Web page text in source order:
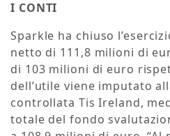
I CONTI
Sparkle ha chiuso
netto di 111,8 milioni di
di 103 milioni di euro
dell’utile viene imputato
controllata Tis Ireland,
totale del fondo